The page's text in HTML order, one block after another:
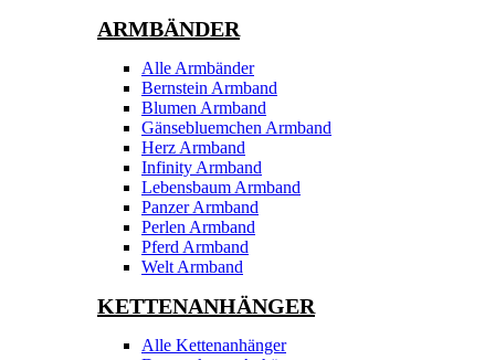
ARMBÄNDER
Alle Armbänder
Bernstein Armband
Blumen Armband
Gänsebluemchen Armband
Herz Armband
Infinity Armband
Lebensbaum Armband
Panzer Armband
Perlen Armband
Pferd Armband
Welt Armband
KETTENANHÄNGER
Alle Kettenanhänger